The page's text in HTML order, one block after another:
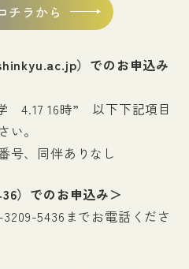
チラから
）でのお申込み
4.17 16時” 以下下記項目
。
号、同伴ありなし
）でのお申込み＞
5436までお電話くださ